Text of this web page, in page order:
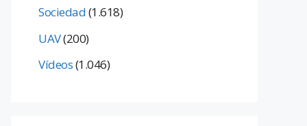
Sociedad(1.618)
UAV(200)
Vídeos(1.046)